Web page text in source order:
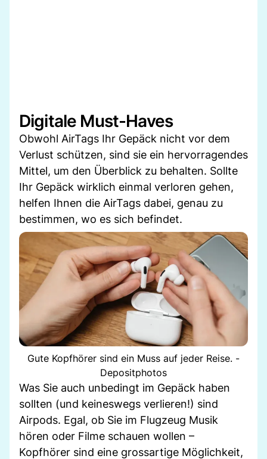
Digitale Must-Haves
Obwohl AirTags Ihr Gepäck nicht vor dem
Verlust schützen, sind sie ein hervorragendes
Mittel, um den Überblick zu behalten. Sollte
Ihr Gepäck wirklich einmal verloren gehen,
helfen Ihnen die AirTags dabei, genau zu
bestimmen, wo es sich befindet.
Gute Kopfhörer sind ein Muss auf jeder Reise. -
Depositphotos
Was Sie auch unbedingt im Gepäck haben
sollten (und keineswegs verlieren!) sind
Airpods. Egal, ob Sie im Flugzeug Musik
hören oder Filme schauen wollen –
Kopfhörer sind eine grossartige Möglichkeit,